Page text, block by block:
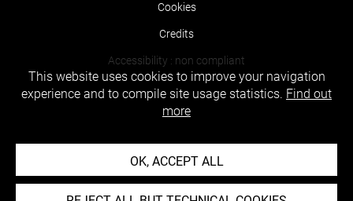
Cookies
Credits
Accessibility : non compliant
This website uses cookies to improve your navigation
experience and to compile site usage statistics. Find out
more
OK, ACCEPT ALL